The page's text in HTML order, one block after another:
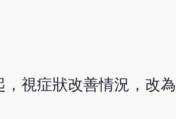
視症狀改善情況，改為